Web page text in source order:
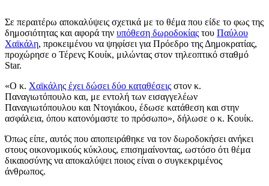
Σε περαιτέρω αποκαλύψεις σχετικά με το θέμα που είδε το φως της
δημοσιότητας και αφορά την υπόθεση δωροδοκίας του Παύλου
Χαϊκάλη, προκειμένου να ψηφίσει για Πρόεδρο της Δημοκρατίας,
προχώρησε ο Τέρενς Κουίκ, μιλώντας στον τηλεοπτικό σταθμό
Star.
«Ο κ. Χαϊκάλης έχει δώσει δύο καταθέσεις στον κ.
Παναγιωτόπουλο και, με εντολή των εισαγγελέων
Παναγιωτόπουλου και Ντογιάκου, έδωσε κατάθεση και στην
ασφάλεια, όπου κατονόμαστε το πρόσωπο», δήλωσε ο κ. Κουίκ.
Όπως είπε, αυτός που αποπειράθηκε να τον δωροδοκήσει ανήκει
στους οικονομικούς κύκλους, επισημαίνοντας, ωστόσο ότι θέμα
δικαιοσύνης να αποκαλύψει ποιος είναι ο συγκεκριμένος
άνθρωπος.